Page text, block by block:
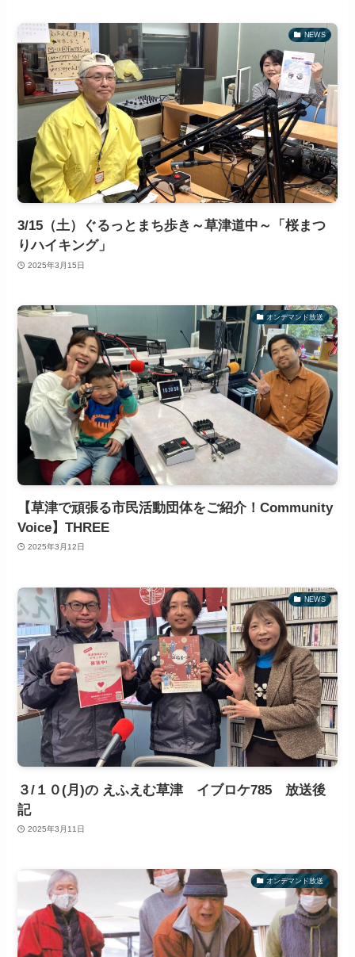
NEWS
3/15（土）ぐるっとまち歩き～草津道中～「桜まつ
りハイキング」
2025年3月15日
オンデマンド放送
【草津で頑張る市民活動団体をご紹介！Community
Voice】THREE
2025年3月12日
NEWS
３/１０(月)の えふえむ草津 イブロケ785 放送後
記
2025年3月11日
オンデマンド放送